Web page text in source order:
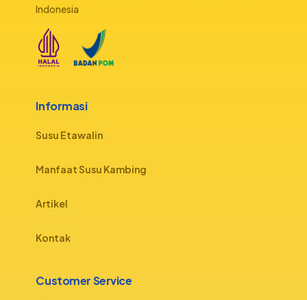
Indonesia
Informasi
Susu Etawalin
Manfaat Susu Kambing
Artikel
Kontak
Customer Service